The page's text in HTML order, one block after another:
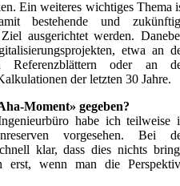
Ein weiteres wichtiges Thema
bestehende und
ausgerichtet werden.
etwa an
Referenzblättern oder an
der letzten 30 Jahre.
Moment» gegeben?
habe ich teilweise
vorgesehen. Bei
klar, dass dies nichts
erst, wenn man die